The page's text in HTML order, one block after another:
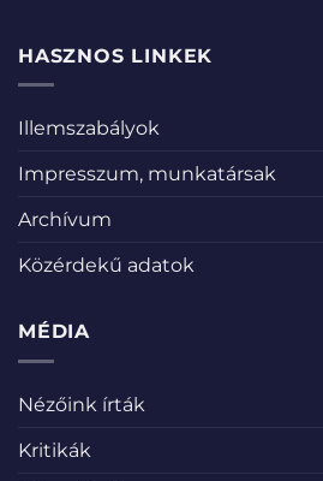
HASZNOS LINKEK
Illemszabályok
Impresszum, munkatársak
Archívum
Közérdekű adatok
MÉDIA
Nézőink írták
Kritikák